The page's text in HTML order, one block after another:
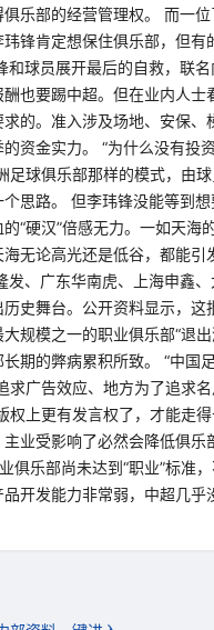
乐部的经营管理权。 而一
锋肯定想保住俱乐部，但有
球员展开最后的自救，联
也要踢中超。但在业内人士
的。准入涉及场地、安保、
资金实力。 “为什么没有投
球俱乐部那样的模式，由
思路。 但李玮锋没能等到
“硬汉”倍感无力。一如天海
海无论高光还是低谷，都能
发、广东华南虎、上海申鑫
史舞台。公开资料显示，这
规模之一的职业俱乐部“退
期的弊病累积所致。 “中国
广告效应、地方为了追求
上更有发言权了，才能走
业受影响了必然会降低俱乐
俱乐部尚未达到“职业”标准
开发能力非常弱，中超几乎